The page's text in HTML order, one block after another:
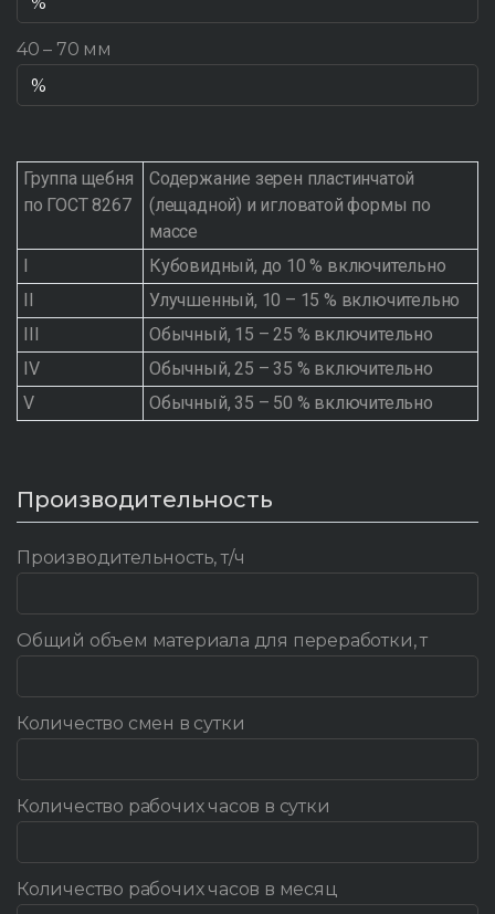
40 – 70 мм
Группа щебня
по ГОСТ 8267
Содержание зерен пластинчатой
(лещадной) и игловатой формы по
массе
I
Кубовидный, до 10 % включительно
II
Улучшенный, 10 – 15 % включительно
III
Обычный, 15 – 25 % включительно
IV
Обычный, 25 – 35 % включительно
V
Обычный, 35 – 50 % включительно
Производительность
Производительность, т/ч
Общий объем материала для переработки, т
Количество смен в сутки
Количество рабочих часов в сутки
Количество рабочих часов в месяц